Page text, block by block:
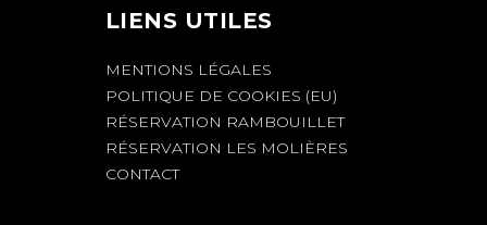
LIENS UTILES
MENTIONS LÉGALES
POLITIQUE DE COOKIES (EU)
RÉSERVATION RAMBOUILLET
RÉSERVATION LES MOLIÈRES
CONTACT